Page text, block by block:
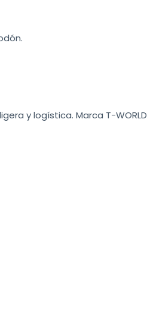
y logística. Marca T-WORLD